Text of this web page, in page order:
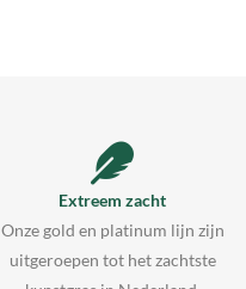
Extreem zacht
Onze gold en platinum lijn zijn
uitgeroepen tot het zachtste